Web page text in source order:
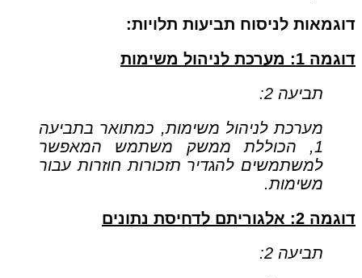
דוגמאות לניסוח תביעות תלויות:
דוגמה 1: מערכת לניהול משימות
תביעה 2:
מערכת לניהול משימות, כמתואר בתביעה
1, הכוללת ממשק משתמש המאפשר
למשתמשים להגדיר תזכורות חוזרות עבור
משימות.
דוגמה 2: אלגוריתם לדחיסת נתונים
תביעה 2: